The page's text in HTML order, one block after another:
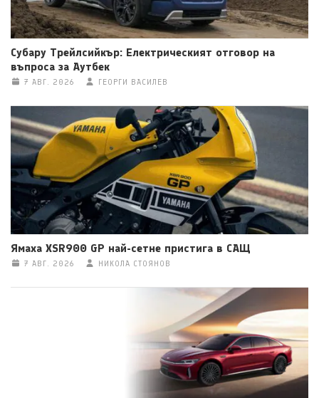
Субару Трейлсийкър: Електрическият отговор на
въпроса за Аутбек
7 АВГ. 2026 ГЕОРГИ ВАСИЛЕВ
Ямаха XSR900 GP най-сетне пристига в САЩ
7 АВГ. 2026 НИКОЛА СТОЯНОВ